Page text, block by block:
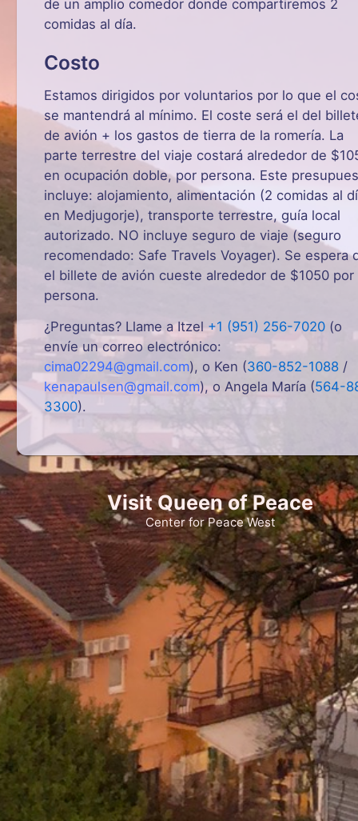
de un amplio comedor donde compartiremos 2
comidas al día.
Costo
Estamos dirigidos por voluntarios por lo que el
se mantendrá al mínimo. El coste será el del
de avión + los gastos de tierra de la romería. La
parte terrestre del viaje costará alrededor de
en ocupación doble, por persona. Este
incluye: alojamiento, alimentación (2 comidas al
en Medjugorje), transporte terrestre, guía local
autorizado. NO incluye seguro de viaje (seguro
recomendado: Safe Travels Voyager). Se espera
el billete de avión cueste alrededor de $1050 por
persona.
¿Preguntas? Llame a Itzel ‭+1 ‭(951) 256-7020‬‬ (o
envíe un correo electrónico:
cima02294@gmail.com), o Ken (360-852-1088 /
kenapaulsen@gmail.com), o Angela María (564-
3300).
Visit Queen of Peace
Center for Peace West